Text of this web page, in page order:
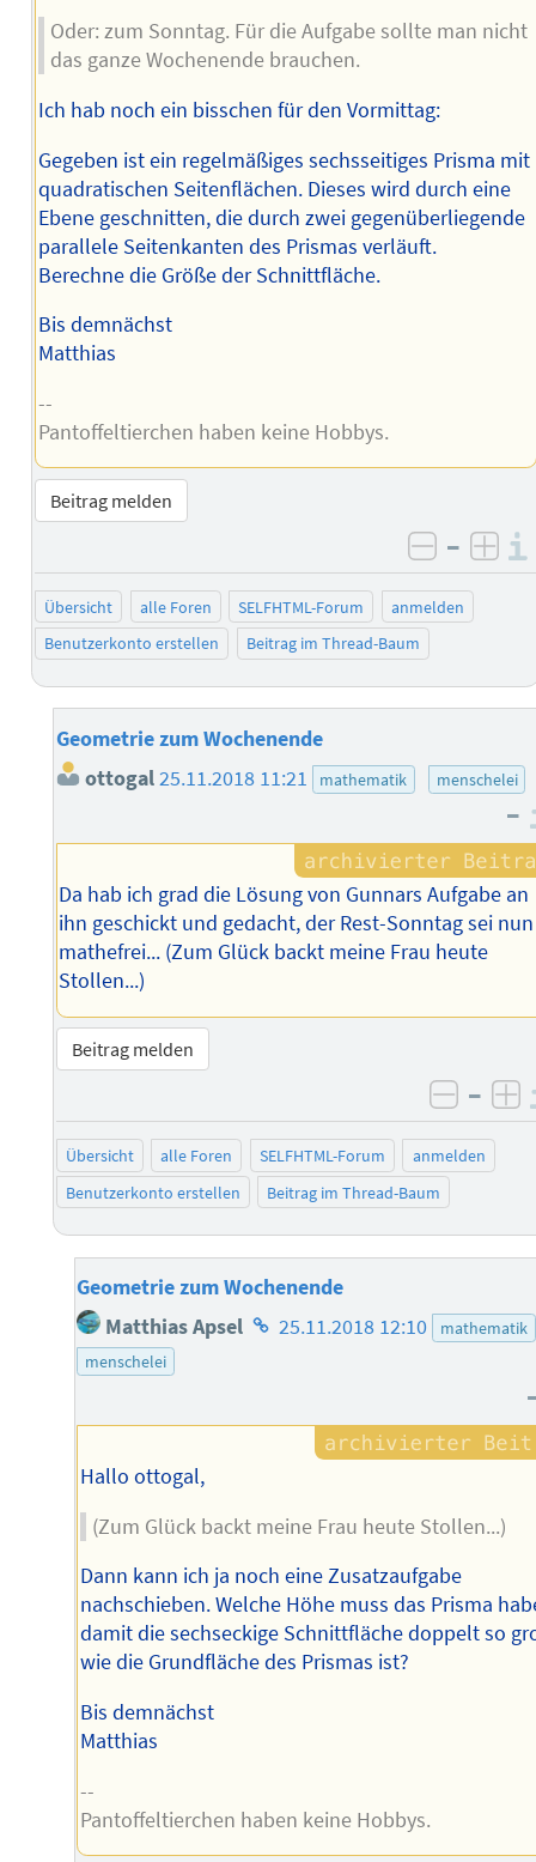
Oder: zum Sonntag. Für die Aufgabe sollte man nicht
das ganze Wochenende brauchen.
Ich hab noch ein bisschen für den Vormittag:
Gegeben ist ein regelmäßiges sechsseitiges Prisma mit
quadratischen Seitenflächen. Dieses wird durch eine
Ebene geschnitten, die durch zwei gegenüberliegende
parallele Seitenkanten des Prismas verläuft.
Berechne die Größe der Schnittfläche.
Bis demnächst
Matthias
--
Pantoffeltierchen haben keine Hobbys.
Beitrag melden
negativ
–
Übersicht alle Foren SELFHTML-Forum
anmelden
Benutzerkonto erstellen
Beitrag im Thread-Baum
Geometrie zum Wochenende
ottogal25.11.2018 11:21 mathematik menschelei
–
Da hab ich grad die Lösung von Gunnars Aufgabe an
ihn geschickt und gedacht, der Rest-Sonntag sei nun
mathefrei... (Zum Glück backt meine Frau heute
Stollen...)
Beitrag melden
–
Übersicht alle Foren SELFHTML-Forum
anmelden
Benutzerkonto erstellen
Beitrag im Thread-Baum
Geometrie zum Wochenende
Matthias Apsel Homepage
25.11.2018 12:10
mathematik
menschelei
Hallo ottogal,
(Zum Glück backt meine Frau heute Stollen...)
Dann kann ich ja noch eine Zusatzaufgabe
nachschieben. Welche Höhe muss das Prisma
damit die sechseckige Schnittfläche doppelt so
wie die Grundfläche des Prismas ist?
Bis demnächst
Matthias
--
Pantoffeltierchen haben keine Hobbys.